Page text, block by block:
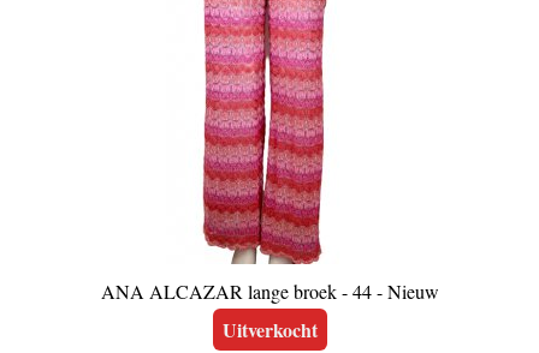
ANA ALCAZAR lange broek - 44 - Nieuw
Uitverkocht